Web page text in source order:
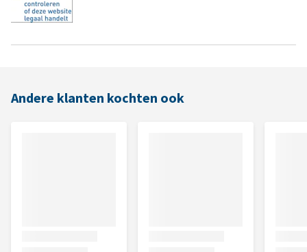
Andere klanten kochten ook